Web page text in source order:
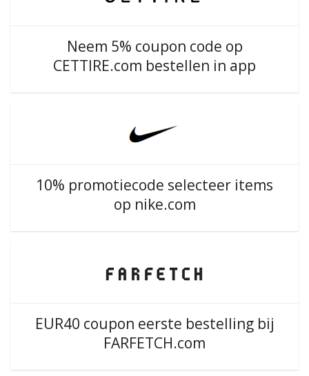
Neem 5% coupon code op
CETTIRE.com bestellen in app
10% promotiecode selecteer items
op nike.com
EUR40 coupon eerste bestelling bij
FARFETCH.com